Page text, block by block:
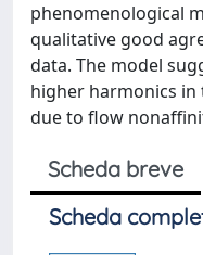
phenomenological
qualitative good
data. The model
higher harmonics in
due to flow
Scheda breve
Scheda